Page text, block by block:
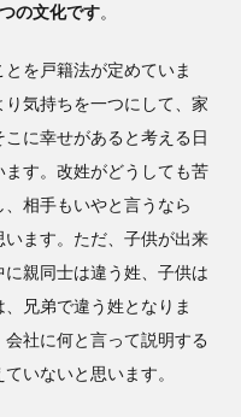
の文化です。
を戸籍法が定めていま
気持ちを一つにして、家
に幸せがあると考える日
す。改姓がどうしても苦
相手もいやと言うなら
ます。ただ、子供が出来
親同士は違う姓、子供は
兄弟で違う姓となりま
社に何と言って説明する
いないと思います。